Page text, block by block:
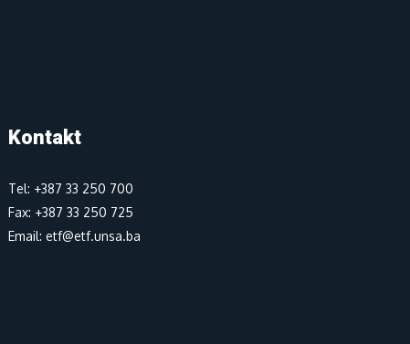
Kontakt
Tel: +387 33 250 700
Fax: +387 33 250 725
Email: etf@etf.unsa.ba